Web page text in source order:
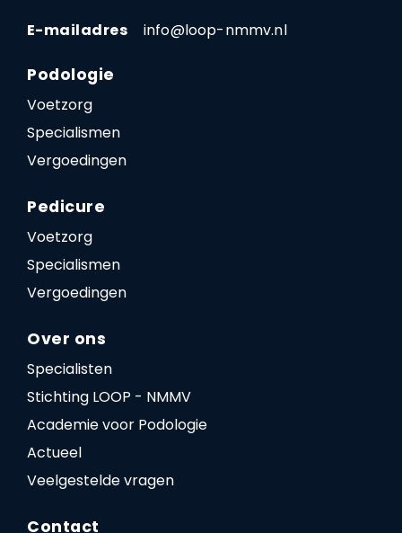
E-mailadres info@loop-nmmv.nl
Podologie
Voetzorg
Specialismen
Vergoedingen
Pedicure
Voetzorg
Specialismen
Vergoedingen
Over ons
Specialisten
Stichting LOOP - NMMV
Academie voor Podologie
Actueel
Veelgestelde vragen
Contact